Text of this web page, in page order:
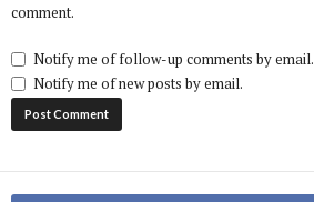
comment.
Notify me of follow-up comments by email.
Notify me of new posts by email.